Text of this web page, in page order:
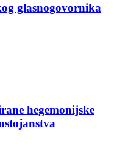
glasnogovornika
hegemonijske